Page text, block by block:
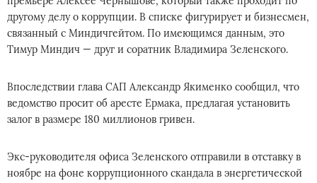
другому делу о коррупции. В списке фигурирует и бизнесмен,
связанный с Миндичгейтом. По имеющимся данным, это
Тимур Миндич — друг и соратник Владимира Зеленского.
Впоследствии глава САП Александр Якименко сообщил, что
ведомство просит об аресте Ермака, предлагая установить
залог в размере 180 миллионов гривен.
Экс-руководителя офиса Зеленского отправили в отставку в
ноябре на фоне коррупционного скандала в энергетической